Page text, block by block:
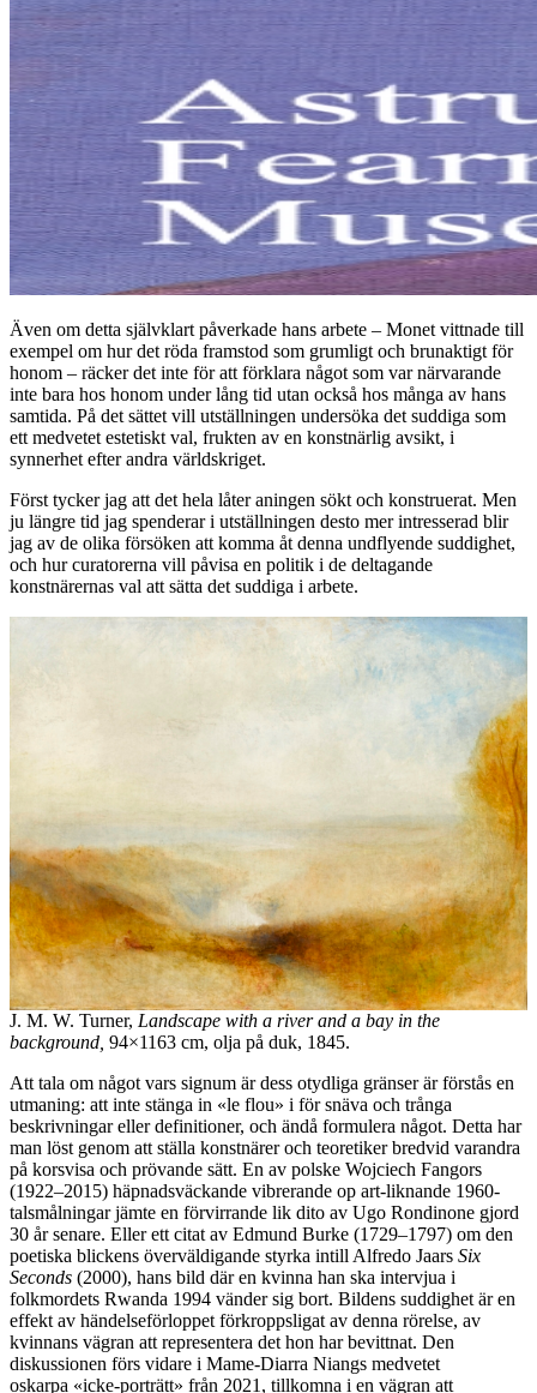
Även om detta självklart påverkade hans arbete – Monet vittnade till
exempel om hur det röda framstod som grumligt och brunaktigt för
honom – räcker det inte för att förklara något som var närvarande
inte bara hos honom under lång tid utan också hos många av hans
samtida. På det sättet vill utställningen undersöka det suddiga som
ett medvetet estetiskt val, frukten av en konstnärlig avsikt, i
synnerhet efter andra världskriget.
Först tycker jag att det hela låter aningen sökt och konstruerat. Men
ju längre tid jag spenderar i utställningen desto mer intresserad blir
jag av de olika försöken att komma åt denna undflyende suddighet,
och hur curatorerna vill påvisa en politik i de deltagande
konstnärernas val att sätta det suddiga i arbete.
J. M. W. Turner, Landscape with a river and a bay in the
background, 94×1163 cm, olja på duk, 1845.
Att tala om något vars signum är dess otydliga gränser är förstås en
utmaning: att inte stänga in «le flou» i för snäva och trånga
beskrivningar eller definitioner, och ändå formulera något. Detta har
man löst genom att ställa konstnärer och teoretiker bredvid varandra
på korsvisa och prövande sätt. En av polske Wojciech Fangors
(1922–2015) häpnadsväckande vibrerande op art-liknande 1960-
talsmålningar jämte en förvirrande lik dito av Ugo Rondinone gjord
30 år senare. Eller ett citat av Edmund Burke (1729–1797) om den
poetiska blickens överväldigande styrka intill Alfredo Jaars Six
Seconds (2000), hans bild där en kvinna han ska intervjua i
folkmordets Rwanda 1994 vänder sig bort. Bildens suddighet är en
effekt av händelseförloppet förkroppsligat av denna rörelse, av
kvinnans vägran att representera det hon har bevittnat. Den
diskussionen förs vidare i Mame-Diarra Niangs medvetet
oskarpa «icke-porträtt» från 2021, tillkomna i en vägran att